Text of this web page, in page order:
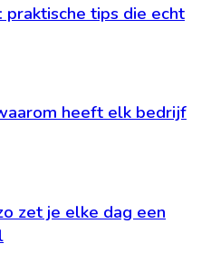
praktische tips die echt
heeft elk bedrijf
zet je elke dag een